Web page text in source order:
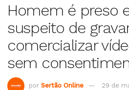
Homem é preso
suspeito de
comercializar
sem
por Sertão Online 29 de